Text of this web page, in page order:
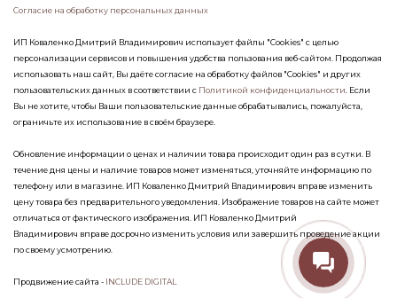
Согласие на обработку персональных данных
ИП Коваленко Дмитрий Владимирович использует файлы "Cookies" с целью
персонализации сервисов и повышения удобства пользования веб-сайтом. Продолжая
использовать наш сайт, Вы даёте согласие на обработку файлов "Cookies" и других
пользовательских данных в соответствии с Политикой конфиденциальности . Если
Вы не хотите, чтобы Ваши пользовательские данные обрабатывались, пожалуйста,
ограничьте их использование в своём браузере.
Обновление информации о ценах и наличии товара происходит один раз в сутки. В
течение дня цены и наличие товаров может изменяться, уточняйте информацию по
телефону или в магазине. ИП Коваленко Дмитрий Владимирович вправе изменить
цену товара без предварительного уведомления. Изображение товаров на сайте может
отличаться от фактического изображения. ИП Коваленко Дмитрий
Владимирович вправе досрочно изменить условия или завершить проведение акции
по своему усмотрению.
Продвижение сайта - INCLUDE DIGITAL